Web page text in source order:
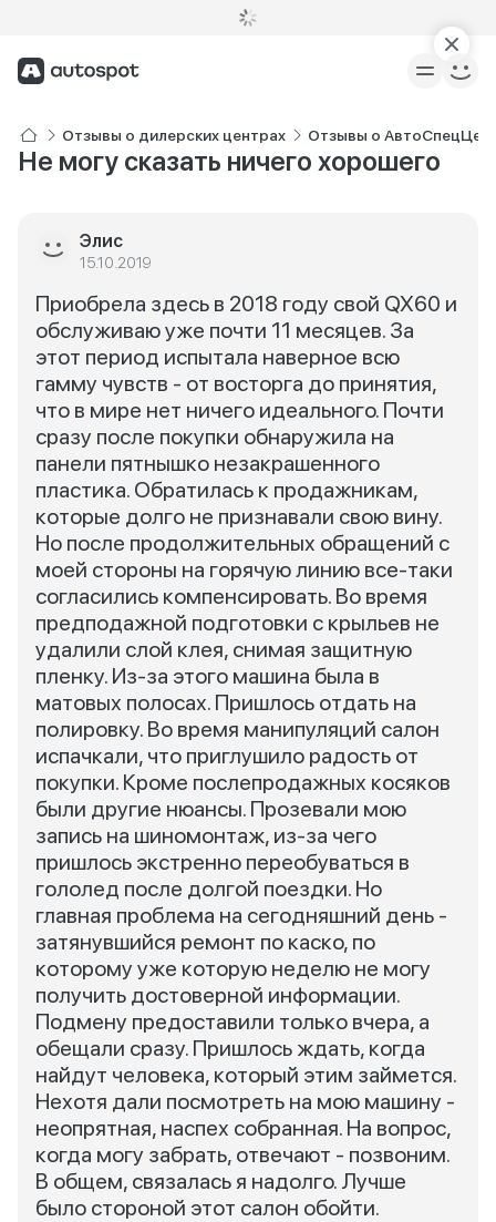
Отзывы о дилерских центрах Отзывы о
Не могу сказать ничего хорошего
Элис
15.10.2019
Приобрела здесь в 2018 году свой QX60 и
обслуживаю уже почти 11 месяцев. За
этот период испытала наверное всю
гамму чувств - от восторга до принятия,
что в мире нет ничего идеального. Почти
сразу после покупки обнаружила на
панели пятнышко незакрашенного
пластика. Обратилась к продажникам,
которые долго не признавали свою вину.
Но после продолжительных обращений с
моей стороны на горячую линию все-таки
согласились компенсировать. Во время
предподажной подготовки с крыльев не
удалили слой клея, снимая защитную
пленку. Из-за этого машина была в
матовых полосах. Пришлось отдать на
полировку. Во время манипуляций салон
испачкали, что приглушило радость от
покупки. Кроме послепродажных косяков
были другие нюансы. Прозевали мою
запись на шиномонтаж, из-за чего
пришлось экстренно переобуваться в
гололед после долгой поездки. Но
главная проблема на сегодняшний день -
затянувшийся ремонт по каско, по
которому уже которую неделю не могу
получить достоверной информации.
Подмену предоставили только вчера, а
обещали сразу. Пришлось ждать, когда
найдут человека, который этим займется.
Нехотя дали посмотреть на мою машину -
неопрятная, наспех собранная. На вопрос,
когда могу забрать, отвечают - позвоним.
В общем, связалась я надолго. Лучше
было стороной этот салон обойти.